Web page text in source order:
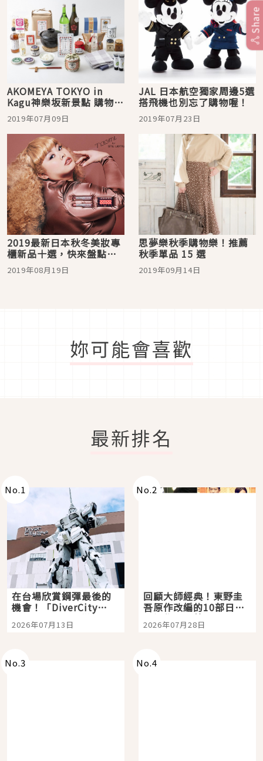
AKOMEYA TOKYO in
Kagu神樂坂新景點 購物用
餐好去處
2019年07月09日
JAL 日本航空獨家周邊5選
搭飛機也別忘了購物喔！
2019年07月23日
2019最新日本秋冬美妝專
櫃新品十選，快來盤點購
物清單
2019年08月19日
思夢樂秋季購物樂！推薦
秋季單品 15 選
2019年09月14日
妳可能會喜歡
最新排名
No.1
在台場欣賞鋼彈最後的
機會！「DiverCity
Tokyo Plaza」搭船、
購物、美食及夜景，一
2026年07月13日
No.2
回顧大師經典！東野圭
吾原作改編的10部日本
影視作品推薦
2026年07月28日
No.3 No.4
Share